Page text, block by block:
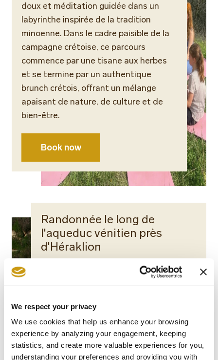
We respect your privacy
We use cookies that help us enhance your browsing
experience by analyzing your engagement, keeping
statistics, and create more valuable experiences for you,
understanding your preferences and providing you with
doux et méditation guidée dans un
labyrinthe inspirée de la tradition
minoenne. Dans le cadre paisible de la
campagne crétoise, ce parcours
commence par une tisane aux herbes
et se termine par un authentique
brunch crétois, offrant un mélange
apaisant de nature, de culture et de
bien-être.
Book now
Randonnée le long de
l'aqueduc vénitien près
d'Héraklion
Partez à la découverte de la campagne
crétoise lors d'une randonnée guidée à
les vergers d'agrumes près de Cnossos.
Marchez le long de l'impressionnant
aqueduc vénitien du XVIIe siècle,
découvrez la riche histoire de la région